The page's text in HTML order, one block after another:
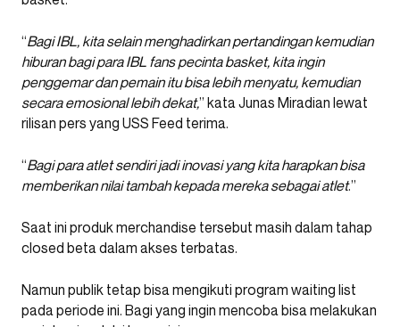
“Bagi IBL, kita selain menghadirkan pertandingan kemudian
hiburan bagi para IBL fans pecinta basket, kita ingin
penggemar dan pemain itu bisa lebih menyatu, kemudian
secara emosional lebih dekat,” kata Junas Miradian lewat
rilisan pers yang USS Feed terima.
“Bagi para atlet sendiri jadi inovasi yang kita harapkan bisa
memberikan nilai tambah kepada mereka sebagai atlet.”
Saat ini produk merchandise tersebut masih dalam tahap
closed beta dalam akses terbatas.
Namun publik tetap bisa mengikuti program waiting list
pada periode ini. Bagi yang ingin mencoba bisa melakukan